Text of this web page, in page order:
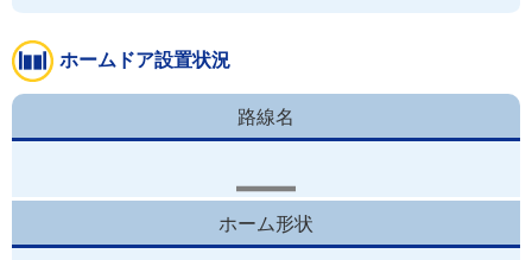
ホームドア設置状況
路線名
ホーム形状